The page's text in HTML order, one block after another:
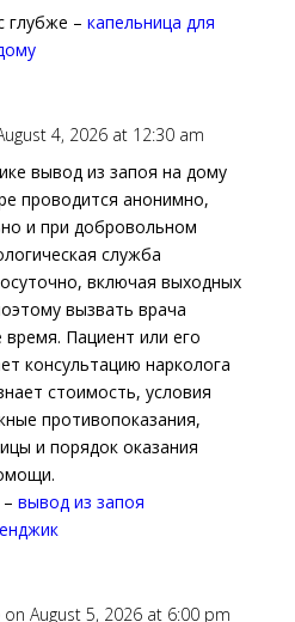
глубже – капельница для
4, 2026 at 12:30 am
вывод из запоя на дому
проводится анонимно,
и при добровольном
служба
включая выходных
вызвать врача
Пациент или его
консультацию нарколога
стоимость, условия
противопоказания,
и порядок оказания
вывод из запоя
on August 5, 2026 at 6:00 pm